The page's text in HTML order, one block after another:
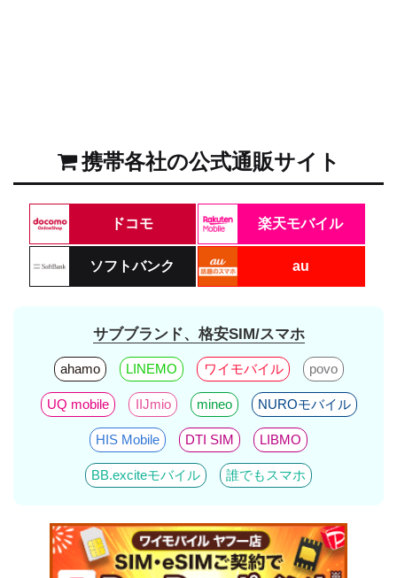
携帯各社の公式通販サイト
ドコモ 楽天モバイル
ソフトバンク au
サブブランド、格安SIM/スマホ
ahamo LINEMO ワイモバイル povo
UQ mobile IIJmio mineo NUROモバイル
HIS Mobile DTI SIM LIBMO
BB.exciteモバイル 誰でもスマホ